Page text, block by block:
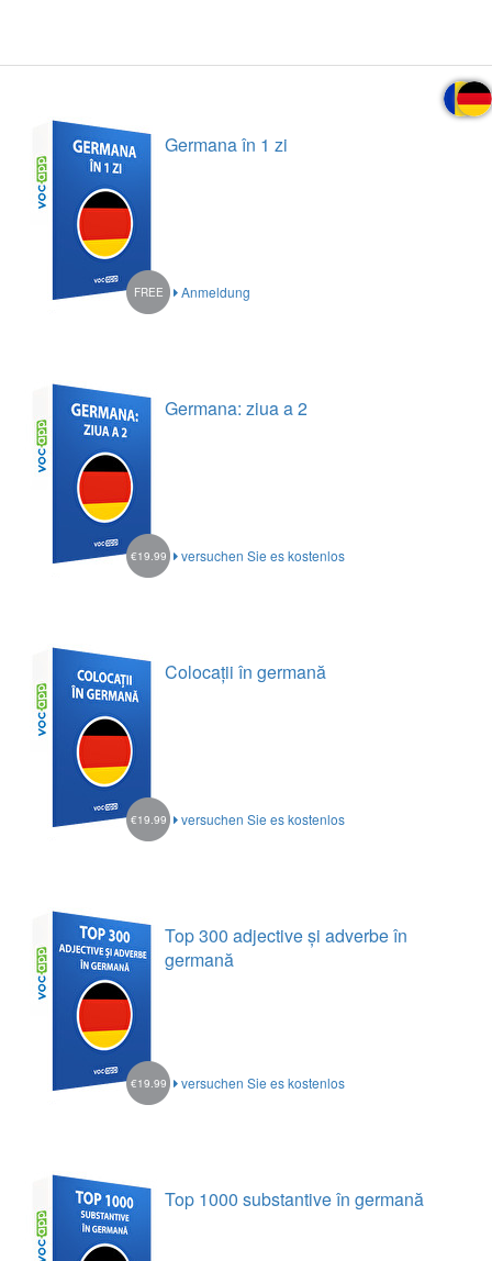
Germana în 1 zi
Anmeldung
FREE
Germana: ziua a 2
versuchen Sie es kostenlos
€19.99
Colocații în germană
versuchen Sie es kostenlos
€19.99
Top 300 adjective și adverbe în
germană
versuchen Sie es kostenlos
€19.99
Top 1000 substantive în germană